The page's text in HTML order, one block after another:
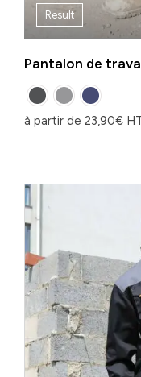
Result
Pantalon de
à partir de 23,90€